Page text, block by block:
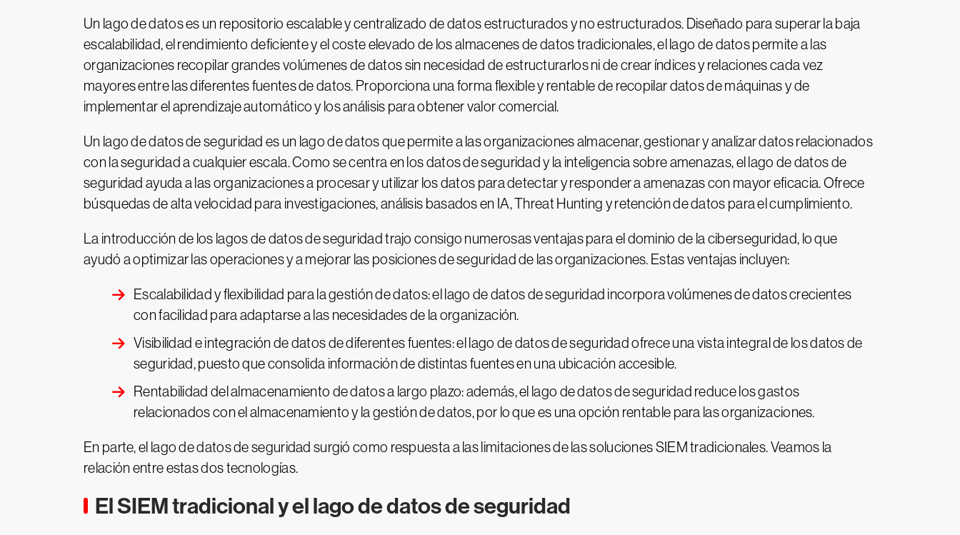
Un lago de datos es un repositorio escalable y centralizado de datos estructurados y no estructurados. Diseñado para superar la baja
escalabilidad, el rendimiento deficiente y el coste elevado de los almacenes de datos tradicionales, el lago de datos permite a las
organizaciones recopilar grandes volúmenes de datos sin necesidad de estructurarlos ni de crear índices y relaciones cada vez
mayores entre las diferentes fuentes de datos. Proporciona una forma flexible y rentable de recopilar datos de máquinas y de
implementar el aprendizaje automático y los análisis para obtener valor comercial.
Un lago de datos de seguridad es un lago de datos que permite a las organizaciones almacenar, gestionar y analizar datos relacionados
con la seguridad a cualquier escala. Como se centra en los datos de seguridad y la inteligencia sobre amenazas, el lago de datos de
seguridad ayuda a las organizaciones a procesar y utilizar los datos para detectar y responder a amenazas con mayor eficacia. Ofrece
búsquedas de alta velocidad para investigaciones, análisis basados en IA, Threat Hunting y retención de datos para el cumplimiento.
La introducción de los lagos de datos de seguridad trajo consigo numerosas ventajas para el dominio de la ciberseguridad, lo que
ayudó a optimizar las operaciones y a mejorar las posiciones de seguridad de las organizaciones. Estas ventajas incluyen:
Escalabilidad y flexibilidad para la gestión de datos: el lago de datos de seguridad incorpora volúmenes de datos crecientes
con facilidad para adaptarse a las necesidades de la organización.
Visibilidad e integración de datos de diferentes fuentes: el lago de datos de seguridad ofrece una vista integral de los datos de
seguridad, puesto que consolida información de distintas fuentes en una ubicación accesible.
Rentabilidad del almacenamiento de datos a largo plazo: además, el lago de datos de seguridad reduce los gastos
relacionados con el almacenamiento y la gestión de datos, por lo que es una opción rentable para las organizaciones.
En parte, el lago de datos de seguridad surgió como respuesta a las limitaciones de las soluciones SIEM tradicionales. Veamos la
relación entre estas dos tecnologías.
El SIEM tradicional y el lago de datos de seguridad